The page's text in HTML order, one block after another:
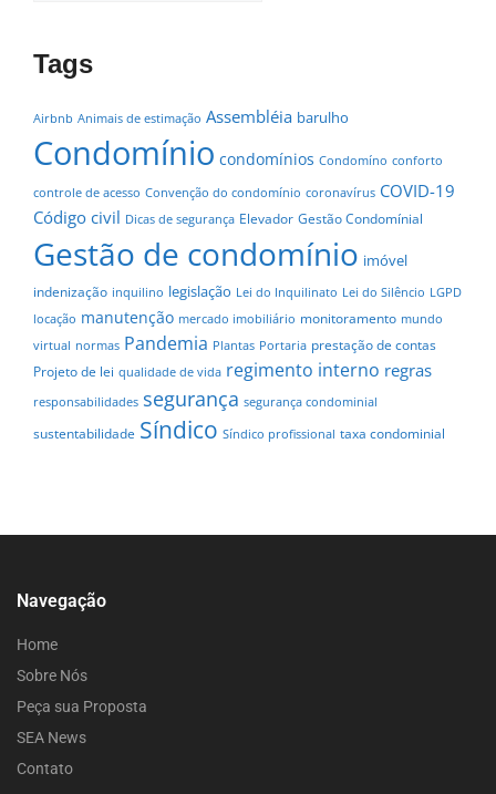
Tags
Airbnb Animais de estimação Assembléia barulho
Condomínio condomínios Condomíno conforto
controle de acesso Convenção do condomínio coronavírus COVID-19
Código civil Dicas de segurança Elevador Gestão Condomínial
Gestão de condomínio imóvel
indenização inquilino legislação Lei do Inquilinato Lei do Silêncio LGPD
locação manutenção mercado imobiliário monitoramento mundo
virtual normas Pandemia Plantas Portaria prestação de contas
Projeto de lei qualidade de vida regimento interno regras
responsabilidades segurança segurança condominial
sustentabilidade Síndico Síndico profissional taxa condominial
Navegação
Home
Sobre Nós
Peça sua Proposta
SEA News
Contato